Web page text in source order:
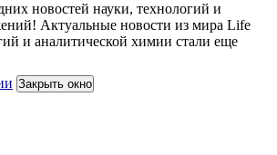
новостей науки, технологий и
Актуальные новости из мира Life
и аналитической химии стали еще
Закрыть окно